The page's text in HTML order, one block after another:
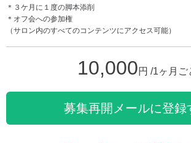
＊３ケ月に１度の脚本添削
＊オフ会への参加権
（サロン内のすべてのコンテンツにアクセス可能）
10,000円 /1ヶ月ご
募集再開メールに登録